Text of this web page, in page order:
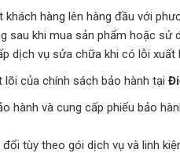
khách hàng lên hàng đầu với
sau khi mua sản phẩm hoặc
dịch vụ sửa chữa khi có lỗi
của chính sách bảo hành tại
hành và cung cấp phiếu bảo
tùy theo gói dịch vụ và linh